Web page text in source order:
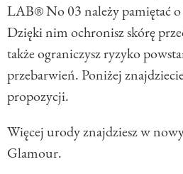
LAB® No 03 należy pamiętać o
Dzięki nim ochronisz skórę
także ograniczysz ryzyko
przebarwień. Poniżej
propozycji.
Więcej urody znajdziesz w
Glamour.